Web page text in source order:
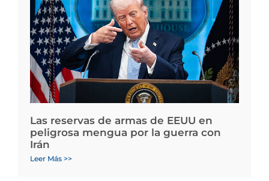
Las reservas de armas de EEUU en
peligrosa mengua por la guerra con
Irán
Leer Más >>